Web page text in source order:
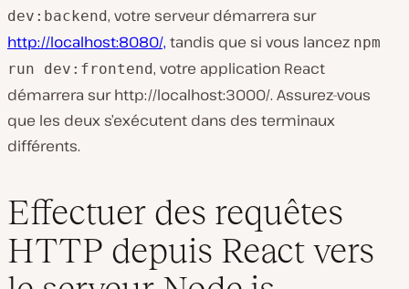
dev:backend, votre serveur démarrera sur
http://localhost:8080/, tandis que si vous lancez npm
run dev:frontend, votre application React
démarrera sur http://localhost:3000/. Assurez-vous
que les deux s’exécutent dans des terminaux
différents.
Effectuer des requêtes
HTTP depuis React vers